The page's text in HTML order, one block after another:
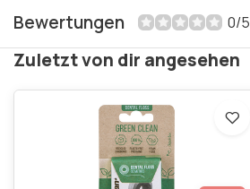
Bewertungen 0/5
Zuletzt von dir angesehen